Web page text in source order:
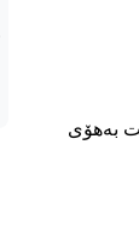
به‌هۆی